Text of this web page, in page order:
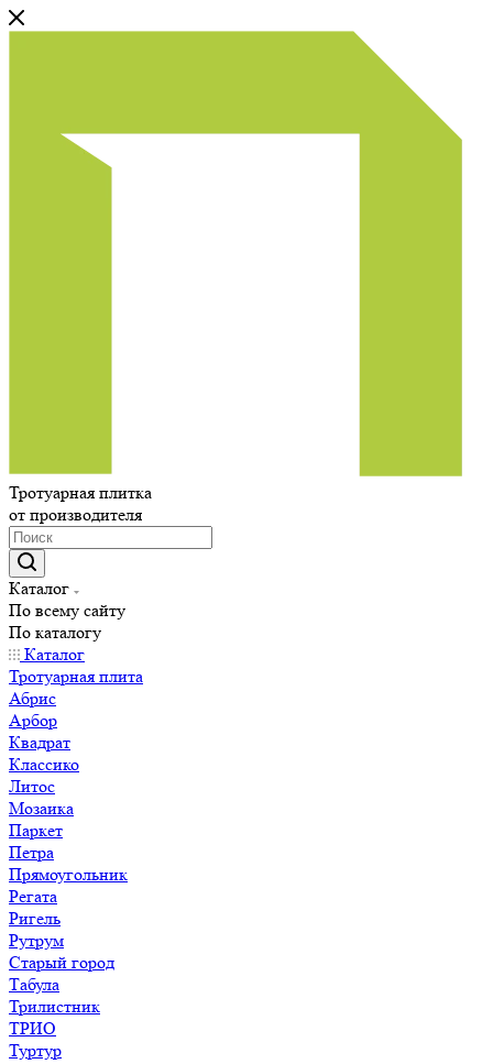
Тротуарная плитка
от производителя
Каталог
По всему сайту
По каталогу
Каталог
Тротуарная плита
Абрис
Арбор
Квадрат
Классико
Литос
Мозаика
Паркет
Петра
Прямоугольник
Регата
Ригель
Рутрум
Старый город
Табула
Трилистник
ТРИО
Туртур